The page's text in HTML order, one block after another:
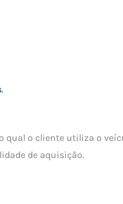
.
qual o cliente utiliza o
de aquisição.